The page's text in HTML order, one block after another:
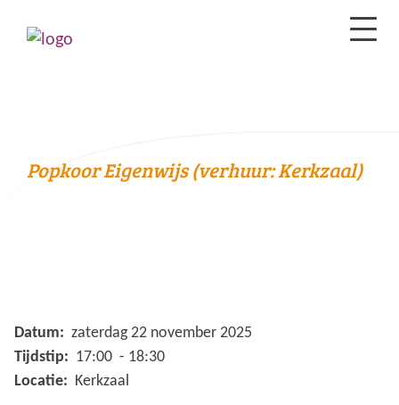
Popkoor Eigenwijs (verhuur: Kerkzaal)
Datum: zaterdag 22 november 2025
Tijdstip: 17:00 - 18:30
Locatie: Kerkzaal